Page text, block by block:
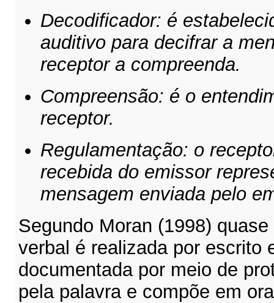
Decodificador: é
auditivo para decifrar a
receptor a compreenda.
Compreensão: é o
receptor.
Regulamentação: o
recebida do emissor
mensagem enviada pelo
Segundo Moran (1998)
verbal é realizada por escrito
documentada por meio de
pela palavra e compõe em